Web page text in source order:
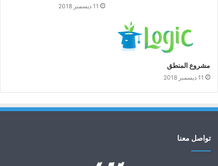
11 ديسمبر 2018
مشروع المنطق
11 ديسمبر 2018
تواصل معنا